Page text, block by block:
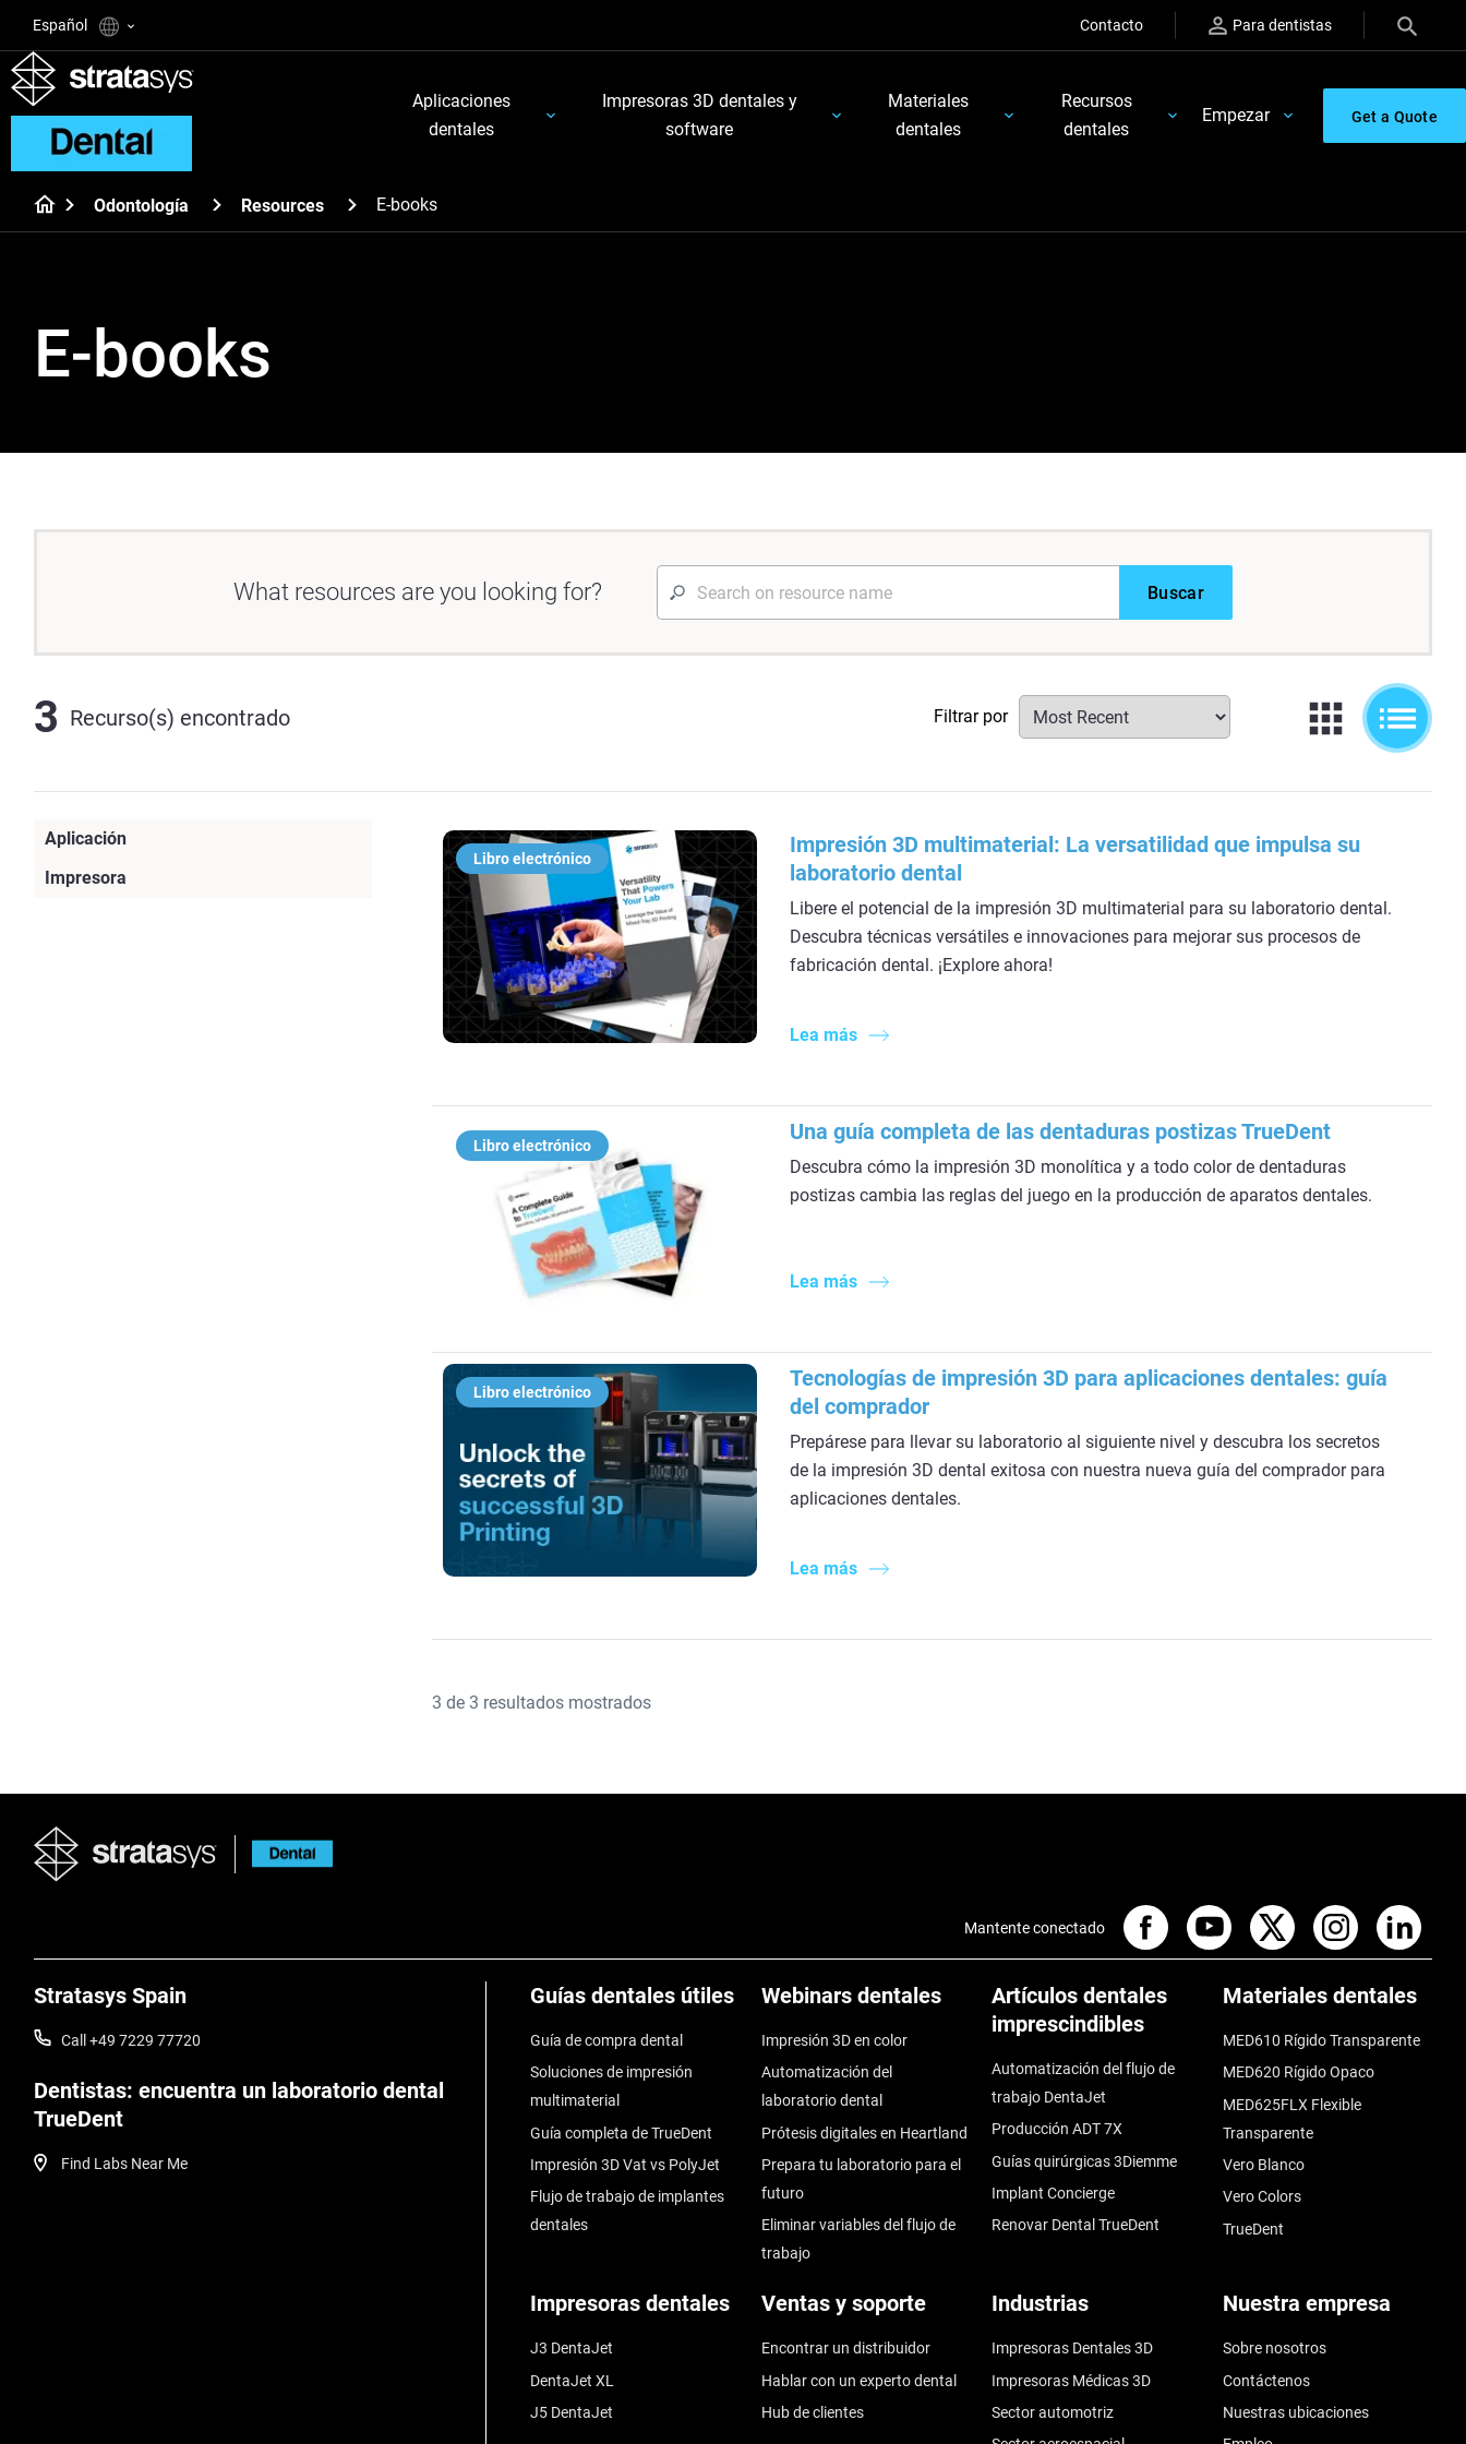
Español Contacto Para dentistas
Aplicaciones
dentales
Impresoras 3D dentales y
software
Materiales
dentales
Recursos
dentales
Empezar Get a Quote
Odontología Resources E-books
E-books
What resources are you looking for? Buscar
3 Recurso(s) encontrado Filtrar por
Aplicación
Dentures
Impresora
Libro electrónico
Impresión 3D multimaterial: La versatilidad que impulsa su
laboratorio dental
Libere el potencial de la impresión 3D multimaterial para su laboratorio dental.
Descubra técnicas versátiles e innovaciones para mejorar sus procesos de
fabricación dental. ¡Explore ahora!
Lea más
Libro electrónico
Una guía completa de las dentaduras postizas TrueDent
Descubra cómo la impresión 3D monolítica y a todo color de dentaduras
postizas cambia las reglas del juego en la producción de aparatos dentales.
Lea más
Libro electrónico
Tecnologías de impresión 3D para aplicaciones dentales: guía
del comprador
Prepárese para llevar su laboratorio al siguiente nivel y descubra los secretos
de la impresión 3D dental exitosa con nuestra nueva guía del comprador para
aplicaciones dentales.
Lea más
3 de 3 resultados mostrados
Stratasys Spain
Call +49 7229 77720
Dentistas: encuentra un laboratorio dental
TrueDent
Find Labs Near Me
Guías dentales útiles
Guía de compra dental
Soluciones de impresión
multimaterial
Guía completa de TrueDent
Impresión 3D Vat vs PolyJet
Flujo de trabajo de implantes
dentales
Webinars dentales
Impresión 3D en color
Automatización del
laboratorio dental
Prótesis digitales en Heartland
Prepara tu laboratorio para el
futuro
Eliminar variables del flujo de
trabajo
Artículos dentales
imprescindibles
Automatización del flujo de
trabajo DentaJet
Producción ADT 7X
Guías quirúrgicas 3Diemme
Implant Concierge
Renovar Dental TrueDent
Materiales dentales
MED610 Rígido Transparente
MED620 Rígido Opaco
MED625FLX Flexible
Transparente
Vero Blanco
Vero Colors
TrueDent
Impresoras dentales
J3 DentaJet
DentaJet XL
J5 DentaJet
Ventas y soporte
Encontrar un distribuidor
Hablar con un experto dental
Hub de clientes
Industrias
Impresoras Dentales 3D
Impresoras Médicas 3D
Sector automotriz
Nuestra empresa
Sobre nosotros
Contáctenos
Nuestras ubicaciones
Mantente conectado